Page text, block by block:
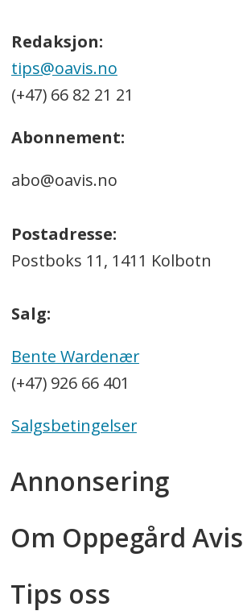
Redaksjon:
tips@oavis.no
(+47) 66 82 21 21
Abonnement:
abo@oavis.no
Postadresse:
Postboks 11, 1411 Kolbotn
Salg:
Bente Wardenær
(+47) 926 66 401
Salgsbetingelser
Annonsering
Om Oppegård Avis
Tips oss